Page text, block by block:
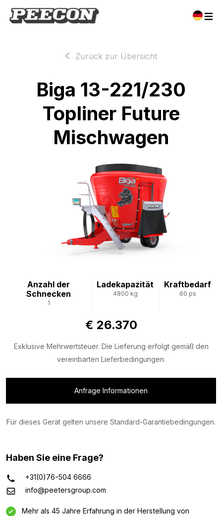
Zurück zur Übersicht
Biga 13-221/230
Topliner Future
Mischwagen
Anzahl der
Schnecken
1
Ladekapazität
4800 kg
Kraftbedarf
60 ps
€ 26.370
Exklusive Mehrwertsteuer. Die Lieferung erfolgt gemäß den
vereinbarten Lieferbedingungen.
Anfrage Informationen
Für dieses Gerät gelten unsere Standard-Garantiebedingungen.
Haben Sie eine Frage?
+31(0)76-504 6666
info@peetersgroup.com
Mehr als 45 Jahre Erfahrung in der Herstellung von